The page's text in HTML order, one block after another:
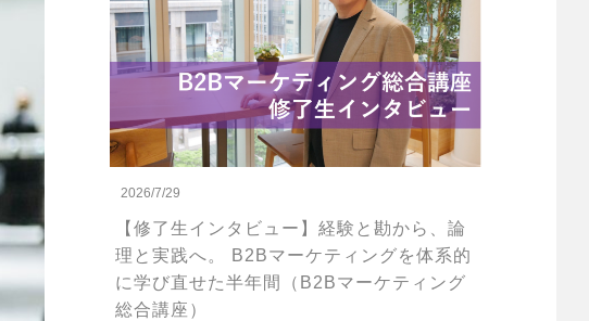
2026/7/29
【修了生インタビュー】経験と勘から、論
理と実践へ。 B2Bマーケティングを体系的
に学び直せた半年間（B2Bマーケティング
総合講座）